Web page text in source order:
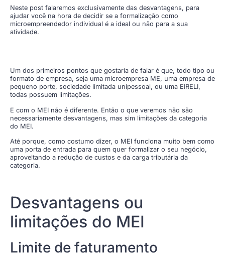
Neste post falaremos exclusivamente das desvantagens, para
ajudar você na hora de decidir se a formalização como
microempreendedor individual é a ideal ou não para a sua
atividade.
Um dos primeiros pontos que gostaria de falar é que, todo tipo ou
formato de empresa, seja uma microempresa ME, uma empresa de
pequeno porte, sociedade limitada unipessoal, ou uma EIRELI,
todas possuem limitações.
E com o MEI não é diferente. Então o que veremos não são
necessariamente desvantagens, mas sim limitações da categoria
do MEI.
Até porque, como costumo dizer, o MEI funciona muito bem como
uma porta de entrada para quem quer formalizar o seu negócio,
aproveitando a redução de custos e da carga tributária da
categoria.
Desvantagens ou
limitações do MEI
Limite de faturamento